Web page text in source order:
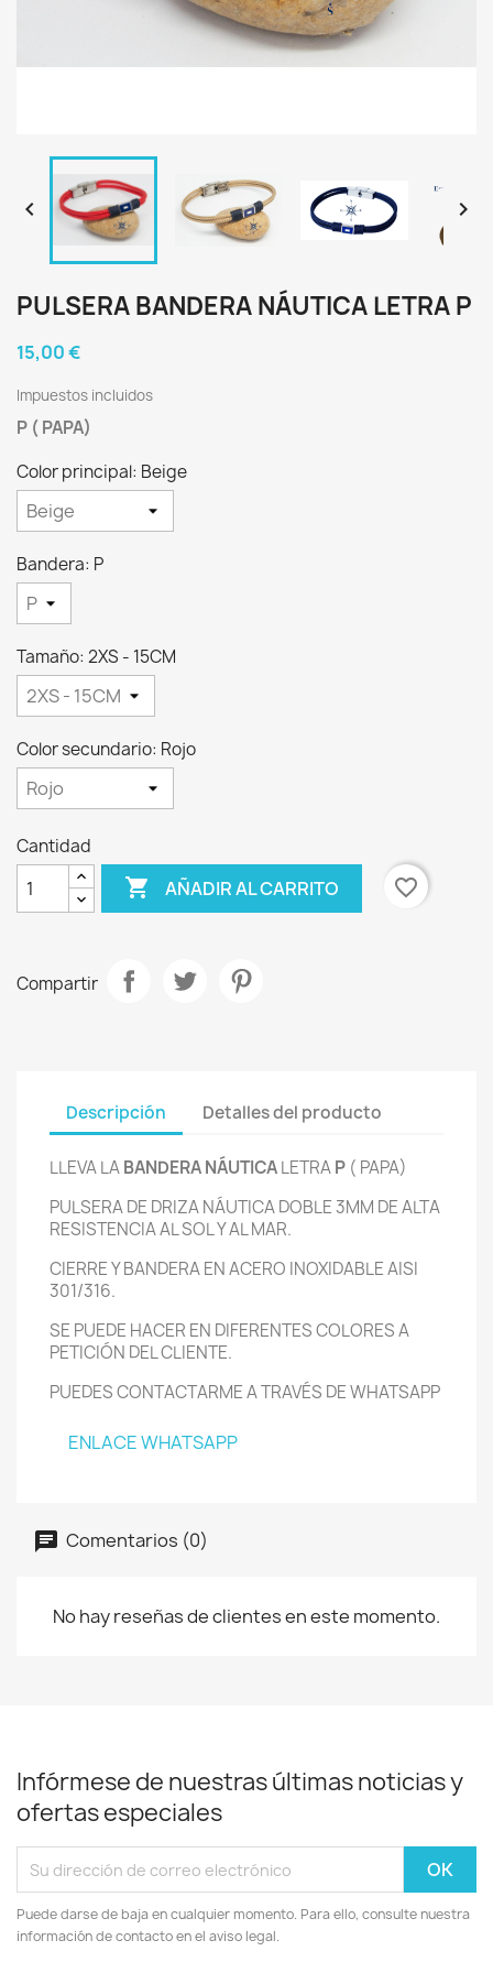
 
PULSERA BANDERA NÁUTICA LETRA P
15,00 €
Impuestos incluidos
P ( PAPA)
Color principal: Beige
Bandera: P
Tamaño: 2XS - 15CM
Color secundario: Rojo
Cantidad
 AÑADIR AL CARRITO favorite_border
Compartir
Descripción Detalles del producto
LLEVA LABANDERA NÁUTICALETRAP ( PAPA)
PULSERA DE DRIZA NÁUTICA DOBLE 3MM DE ALTA
RESISTENCIA AL SOL Y AL MAR.
CIERRE Y BANDERA EN ACERO INOXIDABLE AISI
301/316.
SE PUEDE HACER EN DIFERENTES COLORES A
PETICIÓN DEL CLIENTE.
PUEDES CONTACTARME A TRAVÉS DE WHATSAPP
ENLACE WHATSAPP
Comentarios (0)
No hay reseñas de clientes en este momento.
Infórmese de nuestras últimas noticias y
ofertas especiales
Puede darse de baja en cualquier momento. Para ello, consulte nuestra
información de contacto en el aviso legal.